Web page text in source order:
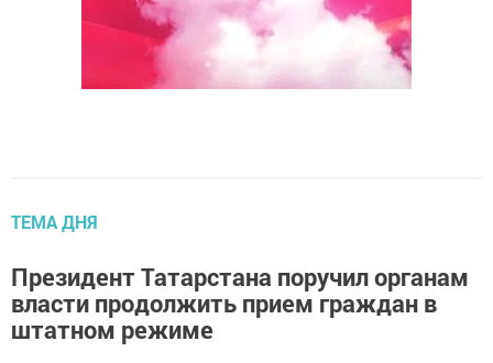
ТЕМА ДНЯ
Президент Татарстана поручил органам
власти продолжить прием граждан в
штатном режиме